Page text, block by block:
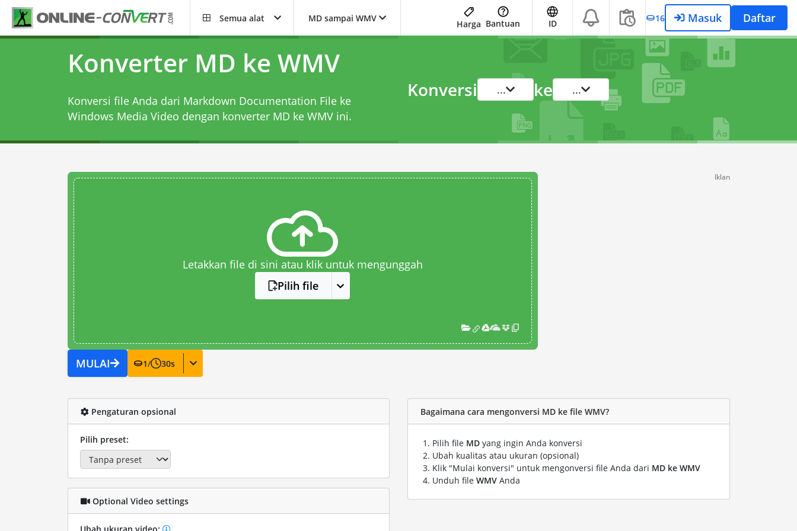
Semua alat MD sampai WMV
Harga Bantuan ID 16 Masuk Daftar
Konverter MD ke WMV
Konversi file Anda dari Markdown Documentation File ke
Windows Media Video dengan konverter MD ke WMVini.
Konversi ... ke ...
Letakkan file di sini atau klik untuk mengunggah
Pilih file
MULAI 1/ 30s
Iklan
Pengaturan opsional
Pilih preset:
Optional Video settings
Bagaimana cara mengonversi MD ke file WMV?
Pilih file MD yang ingin Anda konversi
Ubah kualitas atau ukuran (opsional)
Klik "Mulai konversi" untuk mengonversi file Anda dari MD ke WMV
Unduh file WMV Anda